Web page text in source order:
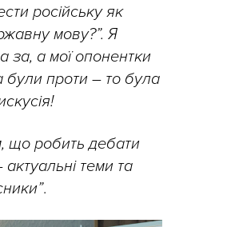
російську як
мову?”. Я
за, а мої опонентки
були проти – то була
що робить дебати
теми та
.